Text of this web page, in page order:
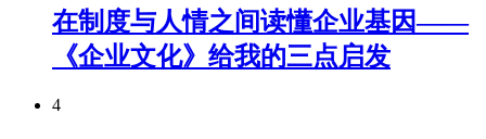
在制度与人情之间读懂企业基因——
《企业文化》给我的三点启发
4